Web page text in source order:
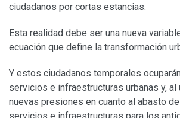
ciudadanos por cortas estancias.
Esta realidad debe ser una nueva
ecuación que define la transformación
Y estos ciudadanos temporales
servicios e infraestructuras urbanas y, al
nuevas presiones en cuanto al abasto